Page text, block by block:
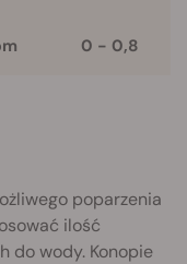
0 - 0,8
poparzenia
ilość
do wody. Konopie